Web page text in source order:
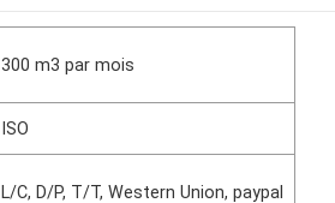
300 m3 par mois
ISO
L/C, D/P, T/T, Western Union, paypal